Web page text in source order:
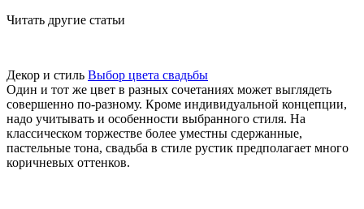
Читать другие статьи
Декор и стиль Выбор цвета свадьбы
Один и тот же цвет в разных сочетаниях может выглядеть
совершенно по-разному. Кроме индивидуальной концепции,
надо учитывать и особенности выбранного стиля. На
классическом торжестве более уместны сдержанные,
пастельные тона, свадьба в стиле рустик предполагает много
коричневых оттенков.